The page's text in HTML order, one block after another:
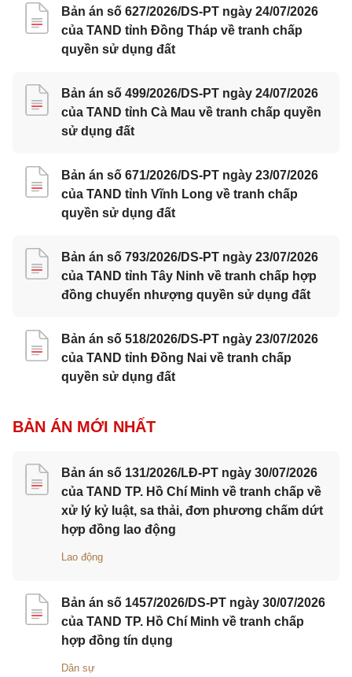
Bản án số 627/2026/DS-PT ngày 24/07/2026
của TAND tỉnh Đồng Tháp về tranh chấp
quyền sử dụng đất
Bản án số 499/2026/DS-PT ngày 24/07/2026
của TAND tỉnh Cà Mau về tranh chấp quyền
sử dụng đất
Bản án số 671/2026/DS-PT ngày 23/07/2026
của TAND tỉnh Vĩnh Long về tranh chấp
quyền sử dụng đất
Bản án số 793/2026/DS-PT ngày 23/07/2026
của TAND tỉnh Tây Ninh về tranh chấp hợp
đồng chuyển nhượng quyền sử dụng đất
Bản án số 518/2026/DS-PT ngày 23/07/2026
của TAND tỉnh Đồng Nai về tranh chấp
quyền sử dụng đất
BẢN ÁN MỚI NHẤT
Bản án số 131/2026/LĐ-PT ngày 30/07/2026
của TAND TP. Hồ Chí Minh về tranh chấp về
xử lý kỷ luật, sa thải, đơn phương chấm dứt
hợp đồng lao động
Lao động
Bản án số 1457/2026/DS-PT ngày 30/07/2026
của TAND TP. Hồ Chí Minh về tranh chấp
hợp đồng tín dụng
Dân sự